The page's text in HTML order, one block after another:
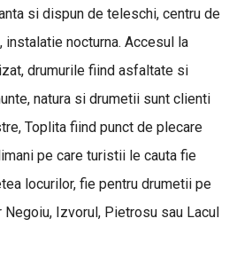
si dispun de teleschi, centru de
instalatie nocturna. Accesul la
drumurile fiind asfaltate si
natura si drumetii sunt clienti
Toplita fiind punct de plecare
pe care turistii le cauta fie
locurilor, fie pentru drumetii pe
Izvorul, Pietrosu sau Lacul